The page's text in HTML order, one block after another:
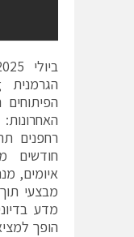
רחפנים
חודשים
איומים,
מבצעי
מדע
הופך